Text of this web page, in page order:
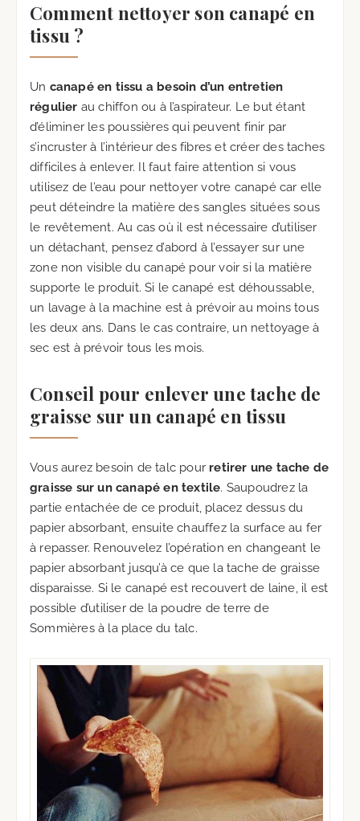
Comment nettoyer son canapé en
tissu ?
Un canapé en tissu a besoin d’un entretien
régulier au chiffon ou à l’aspirateur. Le but étant
d’éliminer les poussières qui peuvent finir par
s’incruster à l’intérieur des fibres et créer des taches
difficiles à enlever. Il faut faire attention si vous
utilisez de l’eau pour nettoyer votre canapé car elle
peut déteindre la matière des sangles situées sous
le revêtement. Au cas où il est nécessaire d’utiliser
un détachant, pensez d’abord à l’essayer sur une
zone non visible du canapé pour voir si la matière
supporte le produit. Si le canapé est déhoussable,
un lavage à la machine est à prévoir au moins tous
les deux ans. Dans le cas contraire, un nettoyage à
sec est à prévoir tous les mois.
Conseil pour enlever une tache de
graisse sur un canapé en tissu
Vous aurez besoin de talc pour retirer une tache de
graisse sur un canapé en textile. Saupoudrez la
partie entachée de ce produit, placez dessus du
papier absorbant, ensuite chauffez la surface au fer
à repasser. Renouvelez l’opération en changeant le
papier absorbant jusqu’à ce que la tache de graisse
disparaisse. Si le canapé est recouvert de laine, il est
possible d’utiliser de la poudre de terre de
Sommières à la place du talc.